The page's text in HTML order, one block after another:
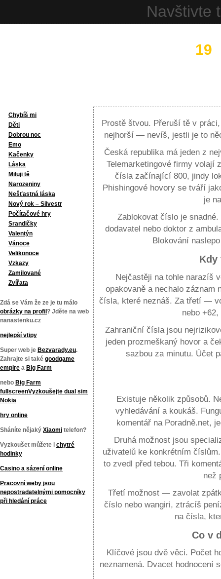
Navštivte
19
Chybíš mi
Děti
Dobrou noc
Emo
Kačenky
Láska
Miluji tě
Narozeniny
Nešťastná láska
Nový rok – Silvestr
Počítačové hry
Srandičky
Valentýn
Vánoce
Velikonoce
Vzkazy
Zamilované
Zvířata
Zdá se Vám že ze je tu málo
obrázky na profil ? Jděte na web
nanastenku.cz
nejlepší vtipy
Super web je Bezvarady.eu.
Zahrajte si také goodgame
empire a Big Farm
nebo Big Farm
fullscreenVyzkoušejte dual sim
Nokia
hry online
Sháníte nějaký Xiaomi telefon?
Vyzkoušet můžete i chytré
hodinky
Casino a sázení online
Pracovní weby jsou
nepostradatelnými pomocníky
při hledání práce
Prostě štvou. Přeruší tě v
nejhorší — nevíš, jestli je to
Česká republika má jeden z
Telemarketingové firmy
čísla začínající 800, jindy
Phishingové hovory se tváří
je
Zablokovat číslo je
dodavatel nebo doktor z
Blokování
Kdy
Nejčastěji na tohle narazíš
opakovaně a nechalo
čísla, které neznáš. Za třetí —
nebo
Zahraniční čísla jsou
jeden prozmeškaný hovor a
sazbou za minutu. Účet
Existuje několik způsobů.
vyhledávání a koukáš.
komentář na Poradně.net,
Druhá možnost jsou
uživatelů ke konkrétním
to zvedl před tebou. Tři
než
Třetí možnost — zavolat
číslo nebo wangiri, ztrácíš
na čísla,
Co v
Klíčové jsou dvě věci. Počet
neznamená. Dvacet hodnocení